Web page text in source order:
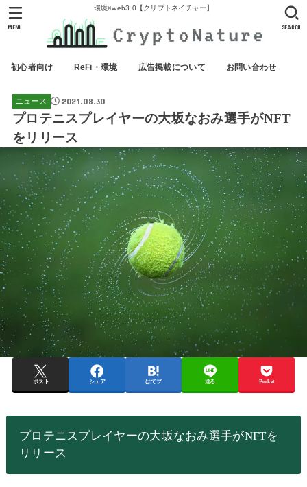
環境×web3.0【クリプトネイチャー】
初心者向け ReFi・環境 広告掲載について お問い合わせ
SEARCH
MENU
ニュース 2021.08.30
プロテニスプレイヤーの大坂なおみ選手がNFT
をリリース
ポスト シェア はてブ 送る Pocket
プロテニスプレイヤーの大坂なおみ選手がNFTを
リリース